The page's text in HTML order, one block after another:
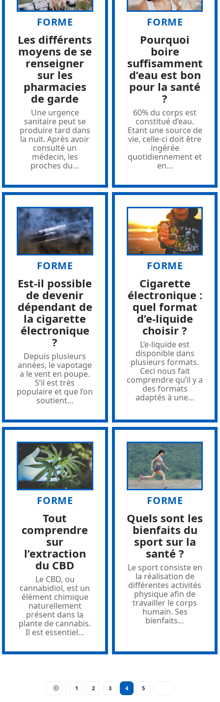
FORME
Les différents
moyens de se
renseigner
sur les
pharmacies
de garde
Une urgence
sanitaire peut se
produire tard dans
la nuit. Après avoir
consulté un
médecin, les
proches du…
FORME
Pourquoi
boire
suffisamment
d’eau est bon
pour la santé
?
60% du corps est
constitué d’eau.
Etant une source de
vie, celle-ci doit être
ingérée
quotidiennement et
en…
FORME
Est-il possible
de devenir
dépendant de
la cigarette
électronique
?
Depuis plusieurs
années, le vapotage
a le vent en poupe.
S’il est très
populaire et que l’on
soutient…
FORME
Cigarette
électronique :
quel format
d’e-liquide
choisir ?
L’e-liquide est
disponible dans
plusieurs formats.
Ceci nous fait
comprendre qu’il y a
des formats
adaptés à une…
FORME
Tout
comprendre
sur
l’extraction
du CBD
Le CBD, ou
cannabidiol, est un
élément chimique
naturellement
présent dans la
plante de cannabis.
Il est essentiel…
FORME
Quels sont les
bienfaits du
sport sur la
santé ?
Le sport consiste en
la réalisation de
différentes activités
physique afin de
travailler le corps
humain. Ses
bienfaits…
1 2 3 4 5